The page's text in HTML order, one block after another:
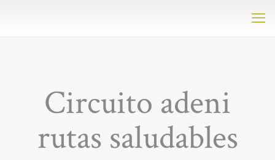
Circuito adeni
rutas saludables